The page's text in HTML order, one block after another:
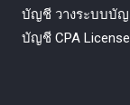
บัญชี วางระบบบั
บัญชี CPA